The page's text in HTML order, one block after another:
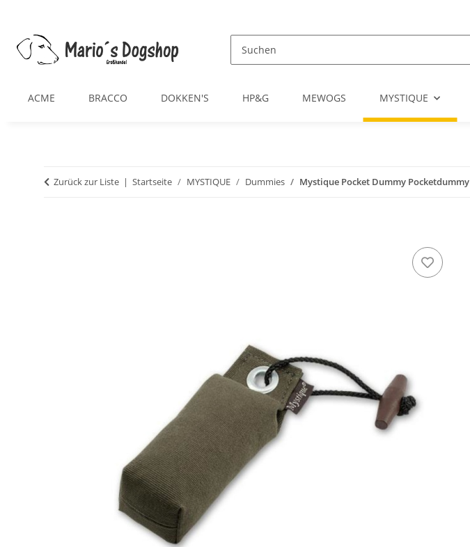
ACME BRACCO DOKKEN'S HP&G MEWOGS MYSTIQUE
Zurück zur Liste Startseite MYSTIQUE Dummies Mystique Pocket Dummy Pocketdummy